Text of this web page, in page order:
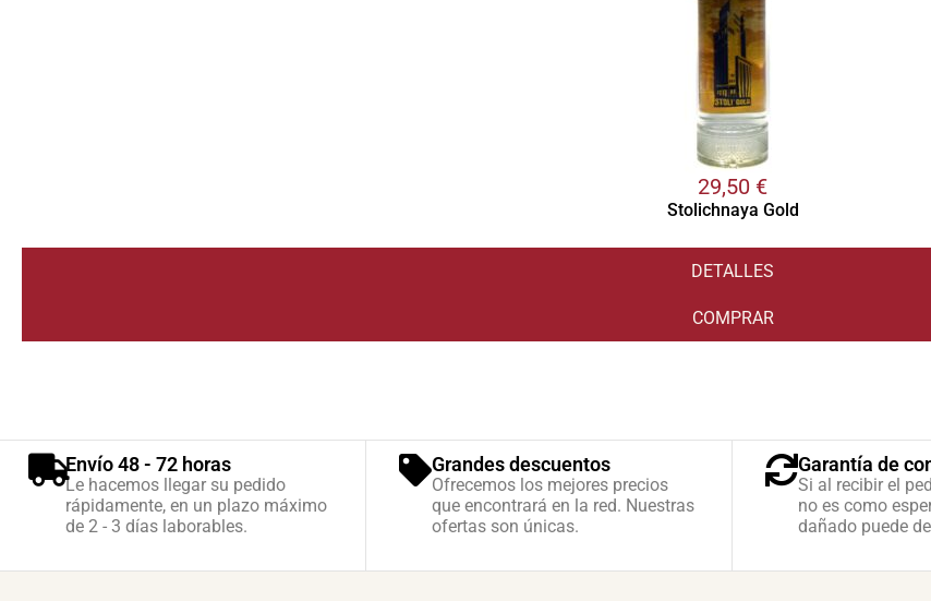
29,50 €
Stolichnaya Gold
DETALLES
COMPRAR
Envío 48 - 72 horas
Le hacemos llegar su pedido
rápidamente, en un plazo máximo
de 2 - 3 días laborables.
Grandes descuentos
Ofrecemos los mejores precios
que encontrará en la red. Nuestras
ofertas son únicas.
Garantía de
Si al recibir el
no es como
dañado puede